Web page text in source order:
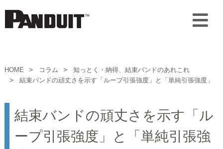
HOME コラム
知っとく・納得、結束バンドのあれこれ
結束バンドの頑丈さを示す「ループ引張強度」と「単純引張強度」
結束バンドの頑丈さを示す「ル
ープ引張強度」と「単純引張強